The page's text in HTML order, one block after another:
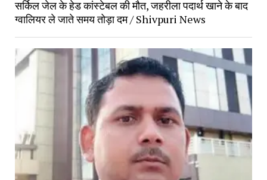
सर्किल जेल के हेड कांस्टेबल की मौत, जहरीला पदार्थ खाने के बाद
ग्वालियर ले जाते समय तोड़ा दम / Shivpuri News